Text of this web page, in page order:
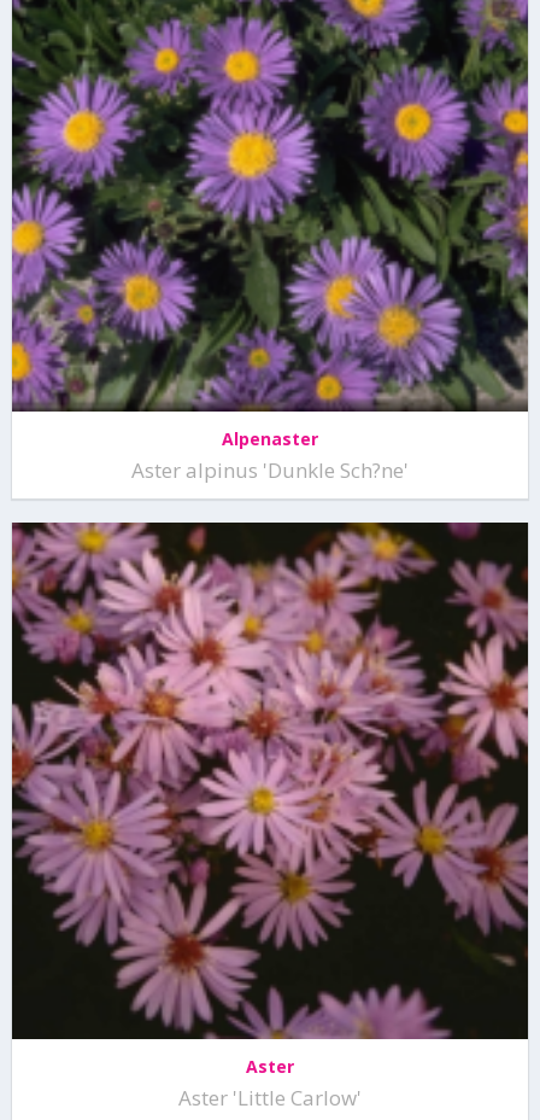
Alpenaster
Aster alpinus 'Dunkle Sch?ne'
Aster
Aster 'Little Carlow'